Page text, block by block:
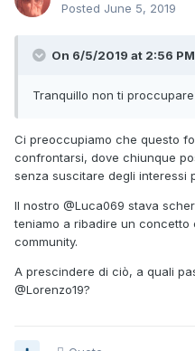
Posted June 5, 2019
On 6/5/2019 at 2:56
Tranquillo non ti
Ci preoccupiamo che questo
confrontarsi, dove chiunque
senza suscitare degli interessi
Il nostro @Luca069 stava
teniamo a ribadire un
community.
A prescindere di ciò, a quali
@Lorenzo19?